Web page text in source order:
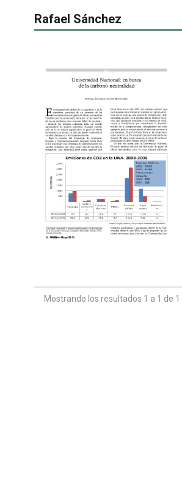
Rafael Sánchez
Mostrando los resultados 1 a 1 de 1